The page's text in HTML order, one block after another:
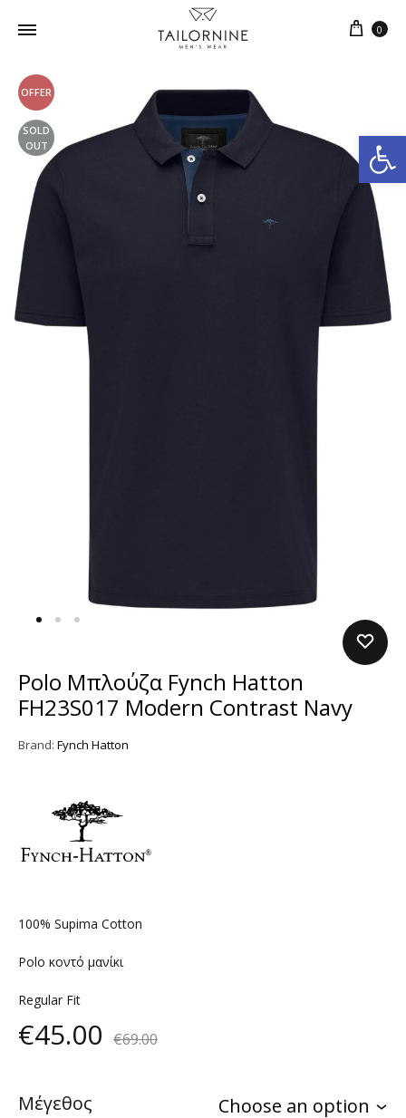
Ανοίξτε τη γραμμή εργαλείων
0
OFFER
SOLD
OUT
Polo Μπλούζα Fynch Hatton
FH23S017 Modern Contrast Navy
Brand: Fynch Hatton
100% Supima Cotton
Polo κοντό μανίκι
Regular Fit
€45.00 €69.00
Μέγεθος